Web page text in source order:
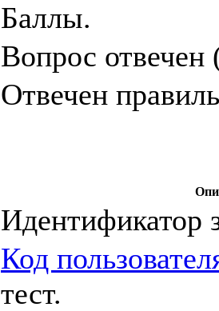
Баллы.
Вопрос
Отвечен
Идентификатор
Код
тест.